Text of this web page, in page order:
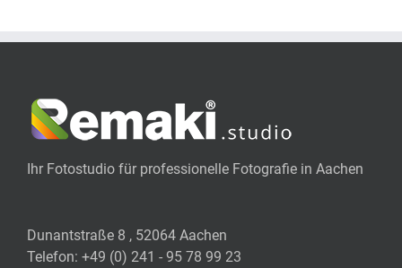
Ihr Fotostudio für professionelle Fotografie in Aachen
Dunantstraße 8 , 52064 Aachen
Telefon: +49 (0) 241 - 95 78 99 23